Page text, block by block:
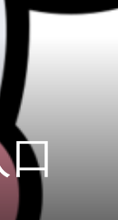
黑洞加速器永久免费版安卓v1